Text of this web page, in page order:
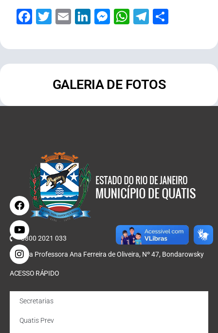
Facebook
Twitter
EmailLinkedIn
Messenger
WhatsApp
Telegram
GALERIA DE FOTOS
0800 2021 033
Rua Professora Ana Ferreira de Oliveira, Nº 47, Bondarowsky
ACESSO RÁPIDO
Secretarias
Quatis Prev